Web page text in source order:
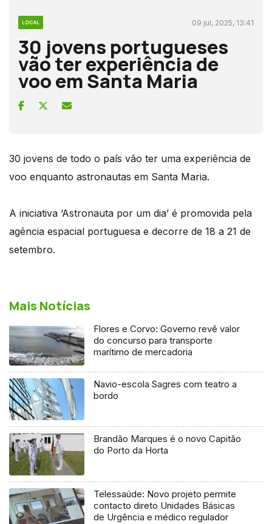
LOCAL 09 jul, 2025, 13:41
30 jovens portugueses
vão ter experiência de
voo em Santa Maria
30 jovens de todo o país vão ter uma experiência de
voo enquanto astronautas em Santa Maria.
A iniciativa ‘Astronauta por um dia’ é promovida pela
agência espacial portuguesa e decorre de 18 a 21 de
setembro.
Mais Notícias
Flores e Corvo: Governo revê valor
do concurso para transporte
marítimo de mercadoria
Navio-escola Sagres com teatro a
bordo
Brandão Marques é o novo Capitão
do Porto da Horta
Telessaúde: Novo projeto permite
contacto direto Unidades Básicas
de Urgência e médico regulador